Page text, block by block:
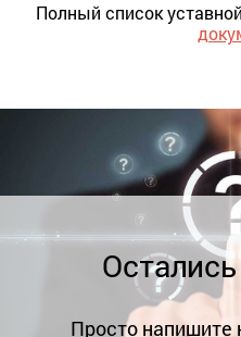
Полный список
Просто напишите